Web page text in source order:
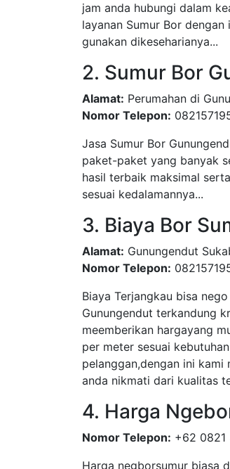
jam anda hubungi dalam
layanan Sumur Bor
gunakan dikeseharianya...
2. Sumur Bor
Alamat: Perumahan di
Nomor Telepon:
Jasa Sumur Bor
paket-paket yang banyak
hasil terbaik maksimal
sesuai kedalamannya...
3. Biaya Bor
Alamat: Gunungendut
Nomor Telepon:
Biaya Terjangkau bisa
Gunungendut terkandung
meemberikan hargayang
per meter sesuai
pelanggan,dengan ini
anda nikmati dari kualitas
4. Harga
Nomor Telepon: +62 0821
Harga negborsumur biasa